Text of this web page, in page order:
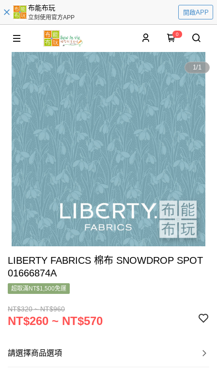
布能布玩
立刻使用官方APP
開啟APP
0
1/1
LIBERTY FABRICS 棉布 SNOWDROP SPOT
01666874A
超取滿NT$1,500免運
NT$320 ~ NT$960
NT$260 ~ NT$570
請選擇商品選項